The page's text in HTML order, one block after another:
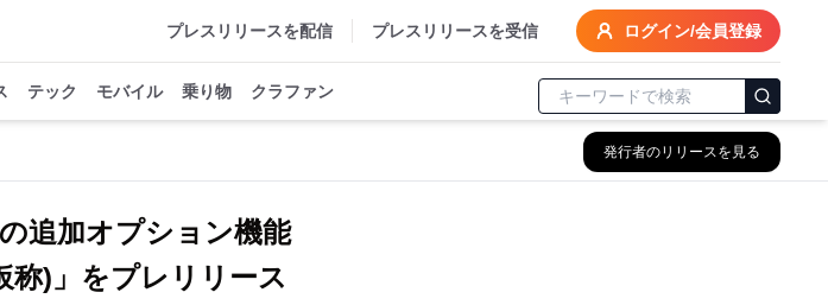
プレスリリースを配信 プレスリリースを受信 ログイン/会員登録
テック モバイル 乗り物 クラファン
発行者のリリースを見る
追加オプション機能
称)」をプレリリース